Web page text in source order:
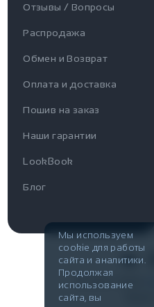
Контакты
Часы работы поддержки
Пн-Пт c 10:00 до 17:00
Telegram
E-mail
info@indiastyle.ru
Для пользователя
Информация
Наши гарантии
Контакты
Публичная оферта
Look Book
Мы используем
cookie для работы
сайта и аналитики.
Продолжая
использование
сайта, вы
Отзывы / Вопросы
Распродажа
Обмен и Возврат
Оплата и доставка
Пошив на заказ
Наши гарантии
LookBook
Блог
© 2007-2026
Made